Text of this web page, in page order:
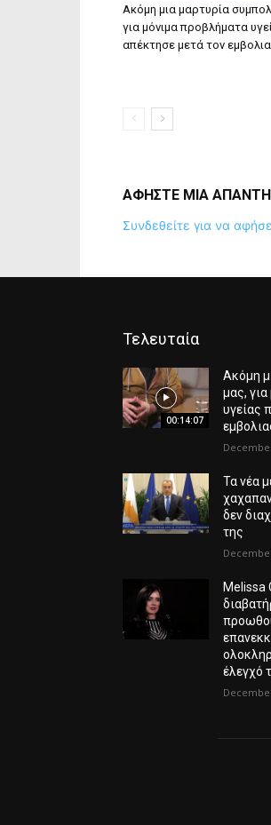
Ακόμη μια μαρτυρία
για μόνιμα προβλήματα
απέκτησε μετά τον
ΑΦΗΣΤΕ ΜΙΑ
Συνδεθείτε για να
Τελευταία
00:14:07
Ακόμη
μας,
υγείας
Τα νέα
δεν
της
Melissa
έλεγχό